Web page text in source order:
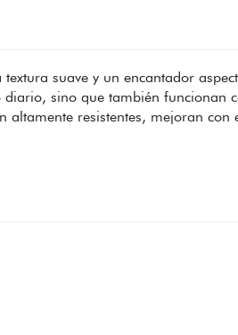
suave y un encantador
sino que también funcionan
altamente resistentes, mejoran con